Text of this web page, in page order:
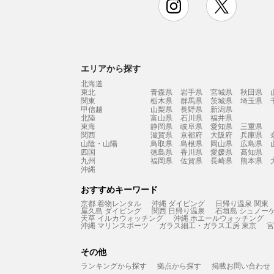
エリアから探す
北海道
東北
青森県 岩手県 宮城県 秋田県
関東
栃木県 群馬県 茨城県 埼玉県
甲信越
山梨県 長野県
新潟県
北陸
富山県 石川県
福井県
東海
静岡県 岐阜県 愛知県
三重県
関西
滋賀県 京都府 大阪府 兵庫県
山陰・山陽
鳥取県 島根県 岡山県 広島県
四国
徳島県 香川県 愛媛県
高知県
九州
福岡県 佐賀県 長崎県 熊本県
沖縄
おすすめキーワード
京都 着物レンタル 沖縄 ダイビング 日帰り温泉 関東
屋久島 ダイビング 関西 日帰り温泉 石垣島 シュノー
天草 イルカウォッチング 沖縄 ホエールウォッチング
沖縄 マリンスポーツ ガラス細工・ガラス工房 東京
その他
ランキングから探す 拠点から探す 掲載お問い合わせ